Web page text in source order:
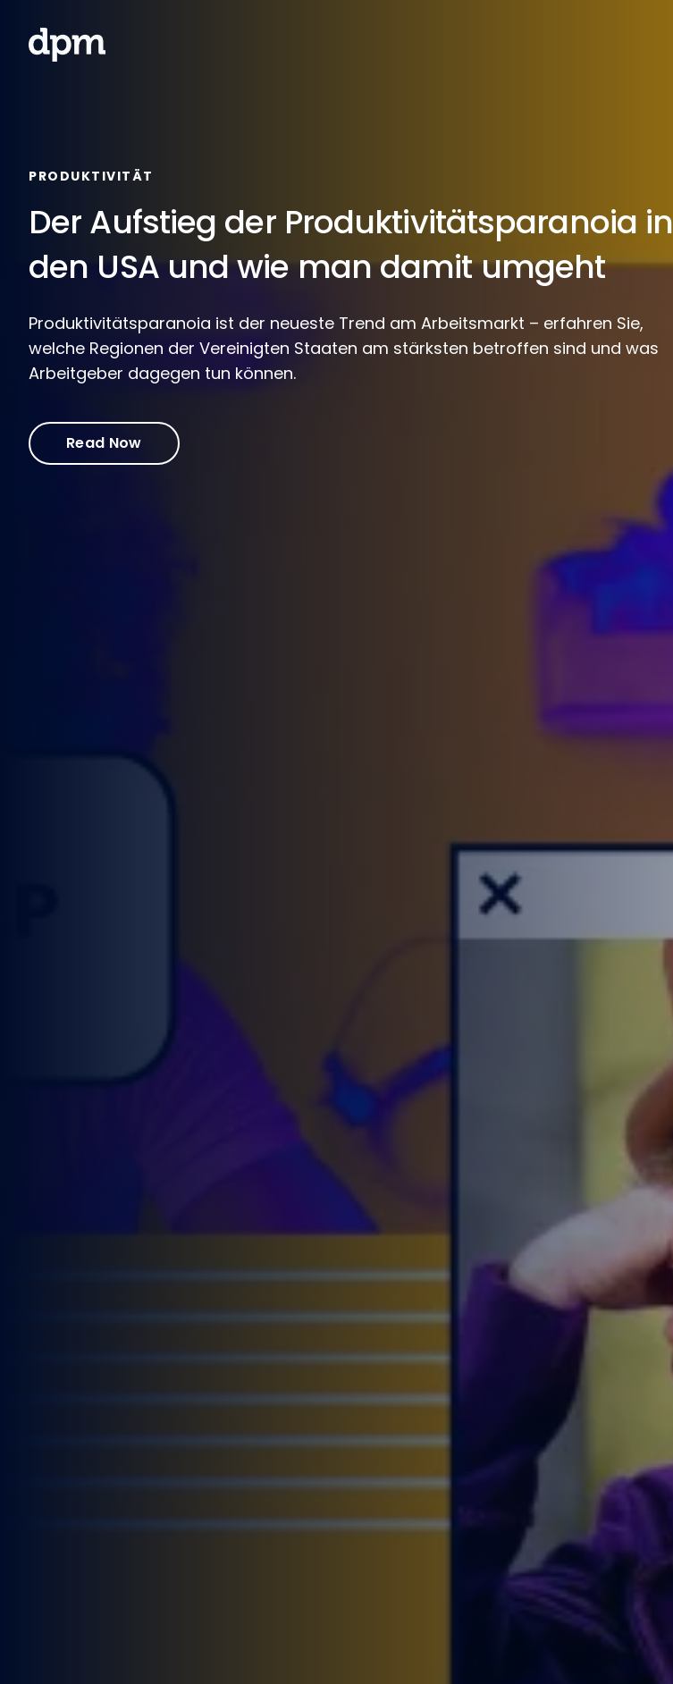
PRODUKTIVITÄT
Der Aufstieg der Produktivitätsparanoia in
den USA und wie man damit umgeht
Produktivitätsparanoia ist der neueste Trend am Arbeitsmarkt – erfahren Sie,
welche Regionen der Vereinigten Staaten am stärksten betroffen sind und was
Arbeitgeber dagegen tun können.
Read Now